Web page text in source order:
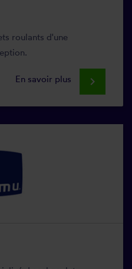
roulants d'une
En savoir plus keyboard_arrow_right